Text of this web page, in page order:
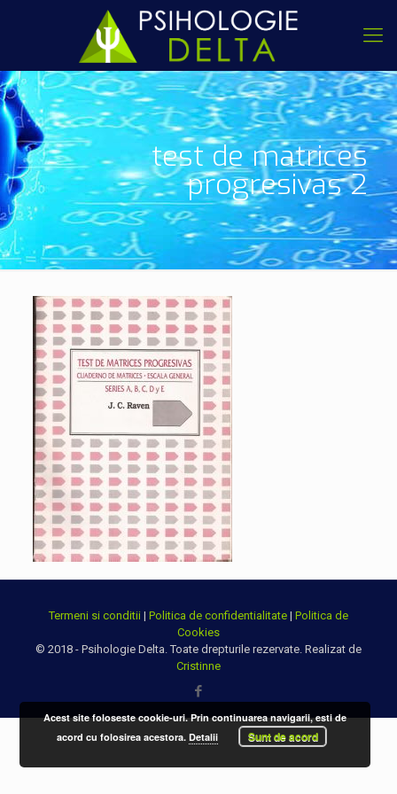
test de matrices
progresivas 2
Termeni si conditii | Politica de confidentialitate | Politica de
Cookies
© 2018 - Psihologie Delta. Toate drepturile rezervate. Realizat de
Cristinne
Acest site foloseste cookie-uri. Prin continuarea navigarii, esti de
acord cu folosirea acestora.Detalii Sunt de acord